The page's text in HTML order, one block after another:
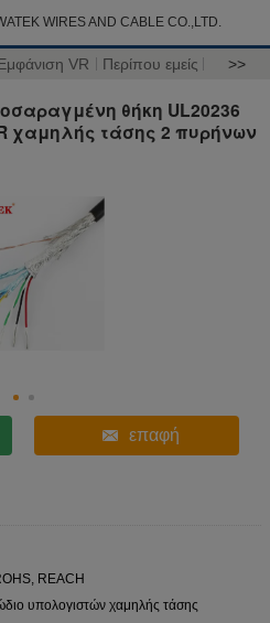
WIRES AND CABLE CO.,LTD.
VR Περίπου εμείς >>
θήκη UL20236
χαμηλής τάσης 2 πυρήνων
επαφή
REACH
υπολογιστών χαμηλής τάσης